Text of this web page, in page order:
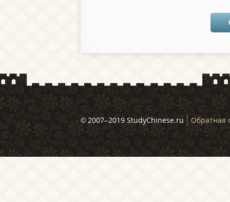
© 2007–2019 StudyChinese.ru Обратная